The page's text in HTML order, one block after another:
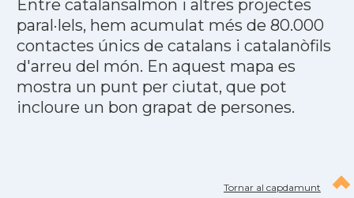
Entre catalansalmon i altres projectes
paral·lels, hem acumulat més de 80.000
contactes únics de catalans i catalanòfils
d'arreu del món. En aquest mapa es
mostra un punt per ciutat, que pot
incloure un bon grapat de persones.
Tornar al capdamunt